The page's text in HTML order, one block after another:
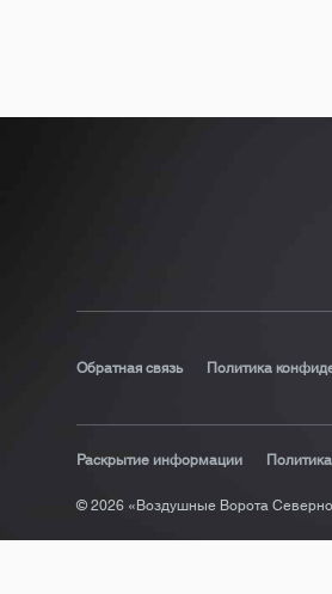
Обратная связь Политика
Раскрытие информации
© 2026 «Воздушные Ворота